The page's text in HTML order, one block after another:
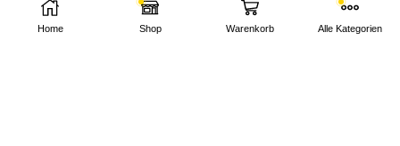
Home Shop Warenkorb Alle Kategorien